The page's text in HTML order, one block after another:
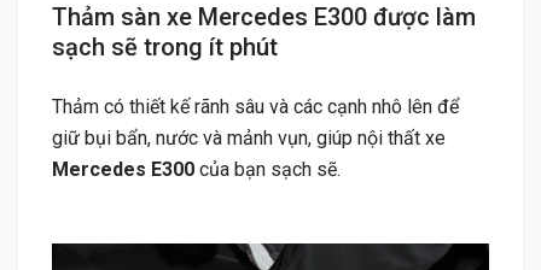
Thảm sàn xe Mercedes E300 được làm
sạch sẽ trong ít phút
Thảm có thiết kế rãnh sâu và các cạnh nhô lên để
giữ bụi bẩn, nước và mảnh vụn, giúp nội thất xe
Mercedes E300 của bạn sạch sẽ.